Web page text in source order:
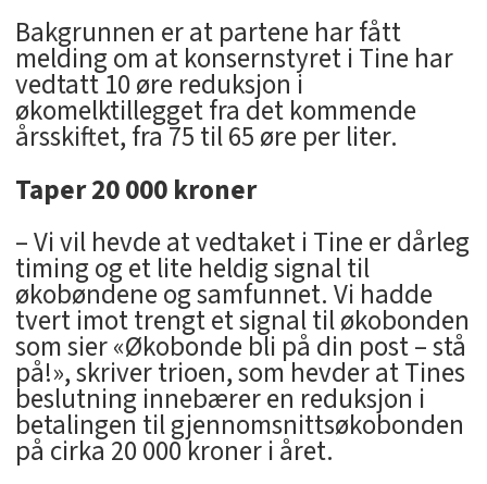
Bakgrunnen er at partene har fått
melding om at konsernstyret i Tine har
vedtatt 10 øre reduksjon i
økomelktillegget fra det kommende
årsskiftet, fra 75 til 65 øre per liter.
Taper 20 000 kroner
– Vi vil hevde at vedtaket i Tine er dårleg
timing og et lite heldig signal til
økobøndene og samfunnet. Vi hadde
tvert imot trengt et signal til økobonden
som sier «Økobonde bli på din post – stå
på!», skriver trioen, som hevder at Tines
beslutning innebærer en reduksjon i
betalingen til gjennomsnittsøkobonden
på cirka 20 000 kroner i året.